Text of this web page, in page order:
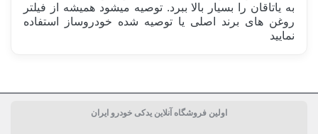
به یاتاقان را بسیار بالا ببرد. توصیه میشود همیشه از فیلتر
روغن های برند اصلی یا توصیه شده خودروساز استفاده
نمایید
5 هزار کیلومتر
اولین فروشگاه آنلاین یدکی خودرو ایران